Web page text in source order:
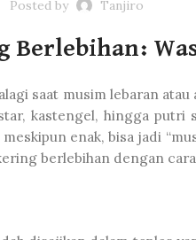
Posted by Tanjiro
Berlebihan:
saat musim lebaran
kastengel, hingga putri
enak, bisa jadi
berlebihan dengan